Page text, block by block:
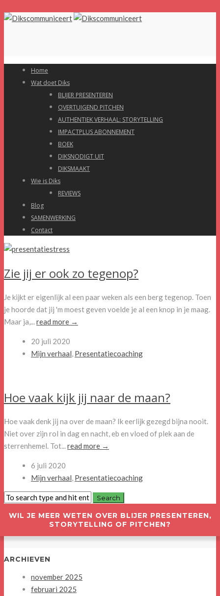
Home
Wat doet Diks
BLIJER PRESENTEREN
OVERTUIGEND PITCHEN
AUTHENTIEK VERHAAL: STORYTELLING
IMPACTPLUS ABONNEMENT
BOEK
DIKSNODIGT UIT
DIKSMAAKT
Wie is Diks
REVIEWS
Blog
SAMENWERKING
Contact
Zie jij er ook zo tegenop?
Je kijkt er eigenlijk al een paar weken als een berg tegenop. Toen
je hoorde dat jij 'm moest geven voelde je al een knop in je maag.
Maar ja,...read more →
20 juli 2020
Mijn verhaal, Presentatiecoaching
Hoe vaak kijk jij naar de maan?
Hoe vaak denk jij na over de maan? Ik eerlijk gezegd bijna nooit.
Niet over zijn rol in dag en nacht, eb en vloed of plek aan de
sterrenhemel. Tot...read more →
6 juli 2020
Mijn verhaal, Presentatiecoaching
WIL JE MEER WETEN OVER BLIJER PRESENTEREN,
STORYTELLING OF PITCHEN?
ARCHIEVEN
november 2025
februari 2025